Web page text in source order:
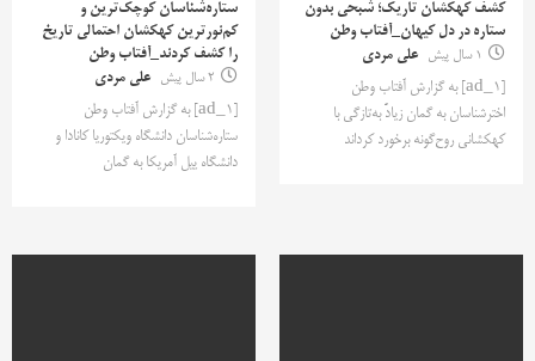
کشف کهکشان تاریک؛ شبحی بدون
ستاره در دل کیهان_آفتاب وطن
1 سال پیش
علی مردی
[ad_1] به گزارش آفتاب وطن
اخترشناسان به گمان زیادً به‌تازگی با
کهکشانی روح‌گونه برخورد کرد‌اند
ستاره‌شناسان کوچک‌ترین و
کم‌نورترین کهکشان احتمالی تاریخ
را کشف کردند_آفتاب وطن
2 سال پیش
علی مردی
[ad_1] به گزارش آفتاب وطن
ستاره‌شناسان دانشگاه ویکتوریا کانادا و
دانشگاه ییل آمریکا به گمان